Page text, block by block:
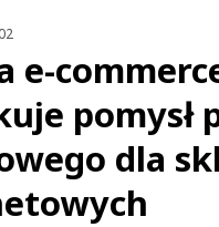
e-
pomysł
dla